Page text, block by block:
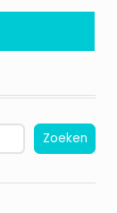
Zoeken